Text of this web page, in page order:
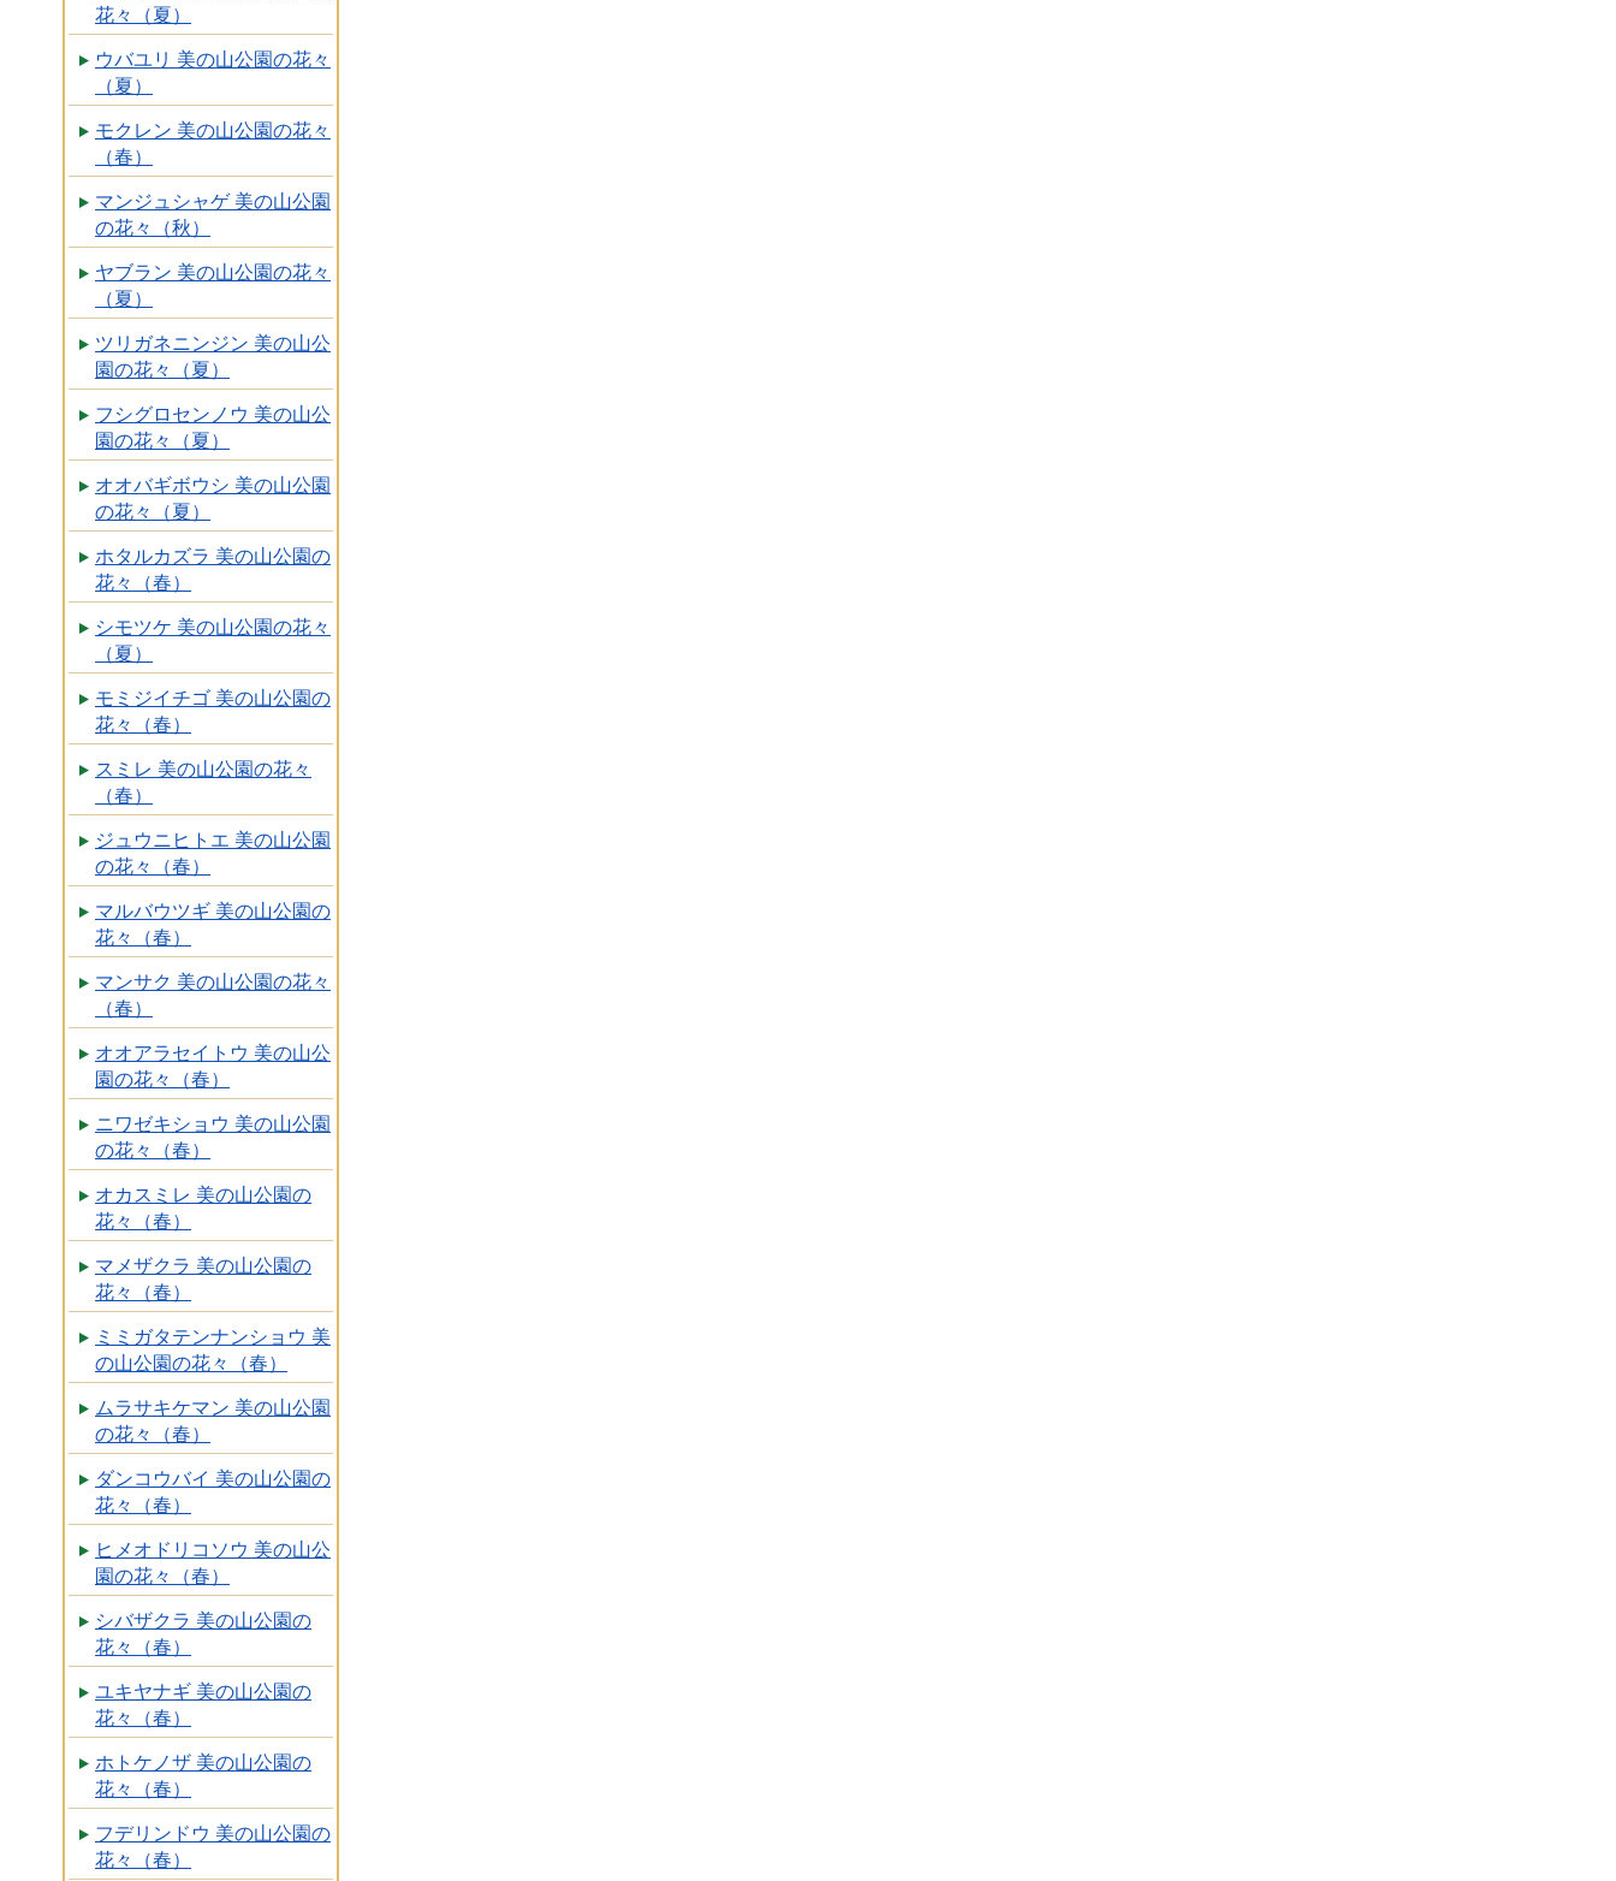
花々（夏）
ウバユリ 美の山公園の花々
（夏）
モクレン 美の山公園の花々
（春）
マンジュシャゲ 美の山公園
の花々（秋）
ヤブラン 美の山公園の花々
（夏）
ツリガネニンジン 美の山公
園の花々（夏）
フシグロセンノウ 美の山公
園の花々（夏）
オオバギボウシ 美の山公園
の花々（夏）
ホタルカズラ 美の山公園の
花々（春）
シモツケ 美の山公園の花々
（夏）
モミジイチゴ 美の山公園の
花々（春）
スミレ 美の山公園の花々
（春）
ジュウニヒトエ 美の山公園
の花々（春）
マルバウツギ 美の山公園の
花々（春）
マンサク 美の山公園の花々
（春）
オオアラセイトウ 美の山公
園の花々（春）
ニワゼキショウ 美の山公園
の花々（春）
オカスミレ 美の山公園の
花々（春）
マメザクラ 美の山公園の
花々（春）
ミミガタテンナンショウ 美
の山公園の花々（春）
ムラサキケマン 美の山公園
の花々（春）
ダンコウバイ 美の山公園の
花々（春）
ヒメオドリコソウ 美の山公
園の花々（春）
シバザクラ 美の山公園の
花々（春）
ユキヤナギ 美の山公園の
花々（春）
ホトケノザ 美の山公園の
花々（春）
フデリンドウ 美の山公園の
花々（春）